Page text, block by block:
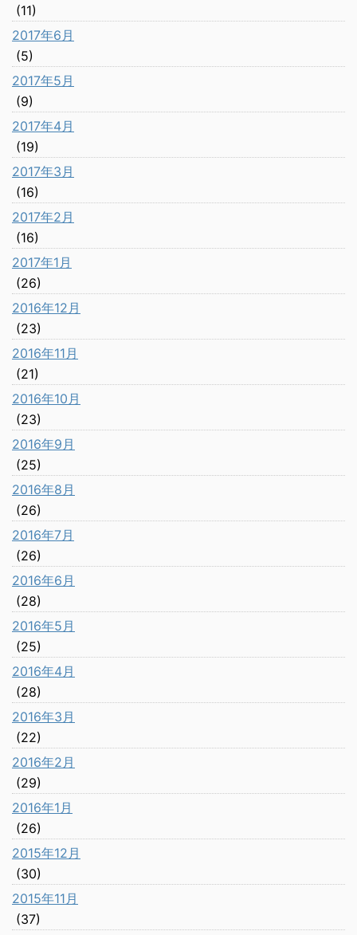
(11)
2017年6月
(5)
2017年5月
(9)
2017年4月
(19)
2017年3月
(16)
2017年2月
(16)
2017年1月
(26)
2016年12月
(23)
2016年11月
(21)
2016年10月
(23)
2016年9月
(25)
2016年8月
(26)
2016年7月
(26)
2016年6月
(28)
2016年5月
(25)
2016年4月
(28)
2016年3月
(22)
2016年2月
(29)
2016年1月
(26)
2015年12月
(30)
2015年11月
(37)